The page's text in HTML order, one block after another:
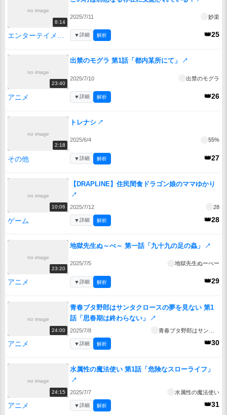
no image
8:14
2025/7/11 妙楽
👑25
▼詳細 解析
no image
23:40
出禁のモグラ 第1話「都内某所にて」 ↗
2025/7/10 出禁のモグラ
アニメ 👑26
▼詳細 解析
no image
2:18
トレナシ ↗
2025/6/4 55%
その他 👑27
▼詳細 解析
no image
10:06
【DRAPLINE】住民間食ドラゴン娘のママゆかり
↗
2025/7/12 28
ゲーム 👑28
▼詳細 解析
no image
23:20
地獄先生ぬ～べ～ 第一話「九十九の足の蟲」 ↗
2025/7/5 地獄先生ぬーべー
アニメ 👑29
▼詳細 解析
no image
24:00
青春ブタ野郎はサンタクロースの夢を見ない 第1
話「思春期は終わらない」
↗
2025/7/8
アニメ 👑30
▼詳細 解析
no image
24:15
水属性の魔法使い 第1話「危険なスローライフ」
↗
2025/7/7 水属性の魔法使い
アニメ 👑31
▼詳細 解析